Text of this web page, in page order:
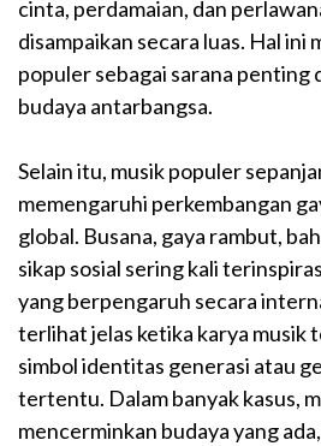
cinta, perdamaian, dan
disampaikan secara luas. Hal ini
populer sebagai sarana penting
budaya antarbangsa.
Selain itu, musik populer
memengaruhi perkembangan
global. Busana, gaya rambut,
sikap sosial sering kali
yang berpengaruh secara
terlihat jelas ketika karya musik
simbol identitas generasi atau
tertentu. Dalam banyak kasus,
mencerminkan budaya yang